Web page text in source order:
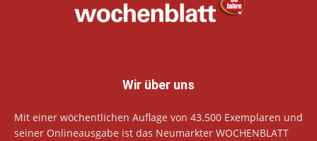
Wir über uns
Mit einer wöchentlichen Auflage von 43.500 Exemplaren und
seiner Onlineausgabe ist das Neumarkter WOCHENBLATT